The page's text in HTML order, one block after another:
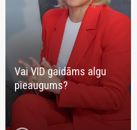
Vai VID gaidāms algu
pieaugums?